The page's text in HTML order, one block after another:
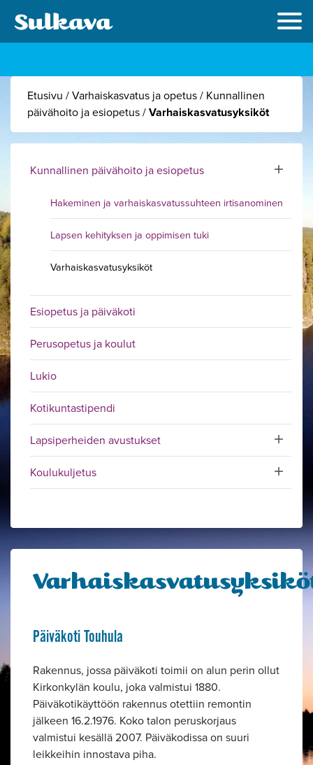
Etusivu /Varhaiskasvatus ja opetus/ Kunnallinen
päivähoito ja esiopetus/Varhaiskasvatusyksiköt
Kunnallinen päivähoito ja esiopetus Toggle
Hakeminen ja varhaiskasvatussuhteen irtisanominen
Lapsen kehityksen ja oppimisen tuki
Varhaiskasvatusyksiköt
Esiopetus ja päiväkoti
Perusopetus ja koulut
Lukio
Kotikuntastipendi
Lapsiperheiden avustukset
Toggle
Koulukuljetus
Toggle
Päiväkoti Touhula
Rakennus, jossa päiväkoti toimii on alun perin ollut
Kirkonkylän koulu, joka valmistui 1880.
Päiväkotikäyttöön rakennus otettiin remontin
jälkeen 16.2.1976. Koko talon peruskorjaus
valmistui kesällä 2007. Päiväkodissa on suuri
leikkeihin innostava piha.